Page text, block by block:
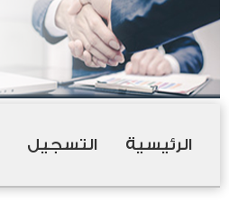
الرئيسية التسجيل